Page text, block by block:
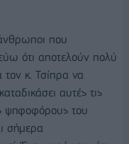
που
ότι αποτελούν πολύ
τον κ. Τσίπρα να
αυτές τις
ψηφοφόρους του
σήμερα